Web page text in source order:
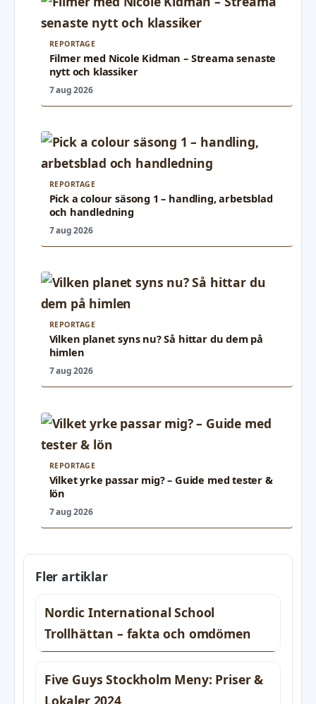
REPORTAGE
Filmer med Nicole Kidman – Streama senaste
nytt och klassiker
7 aug 2026
REPORTAGE
Pick a colour säsong 1 – handling, arbetsblad
och handledning
7 aug 2026
REPORTAGE
Vilken planet syns nu? Så hittar du dem på
himlen
7 aug 2026
REPORTAGE
Vilket yrke passar mig? – Guide med tester &
lön
7 aug 2026
Fler artiklar
Nordic International School
Trollhättan – fakta och omdömen
Five Guys Stockholm Meny: Priser &